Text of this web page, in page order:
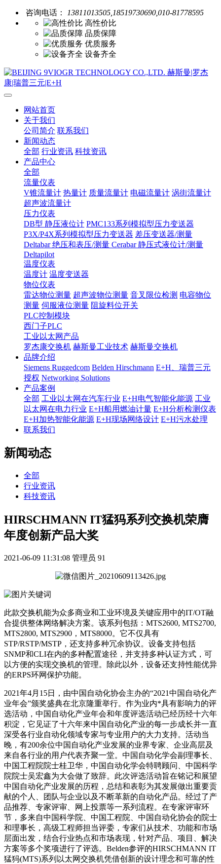
咨询电话：
13811013505,18519730690,010-81778595
高性价比
品质保障
优质服务
设备齐全
网站首页
关于我们
公司简介 联系我们
新闻动态
全部 行业资讯 科技资讯
产品中心
全部
流量仪表
V锥流量计 热量计 质量流量计 电磁流量计 涡街流量计
超声波流量计
压力仪表
DB型 静压液位计 PMC133系列模拟型压力变送器
P3X/P4X系列模拟型压力变送器 差压变送器/测量
Deltabar绝压和表压/测量 Cerabar静压式液位计/测量
Deltapilot
温度仪表
温度计 温度变送器
物位仪表
雷达物位测量 超声波物位测量 音叉限位检测 电容物位
测量 伺服液位测量 阻旋料位开关
PLC控制模块
西门子PLC
工业以太网产品
罗杰康交换机 赫斯曼工业技术 赫斯曼交换机
品牌介绍
Siemens Ruggedcom Belden Hirschmann E+H、瑞普三元
授权 Networking Solutions
产品案例
全部 工业以太网在汽车行业 E+H电气智能化能源 工业
以太网在电力行业 E+H船用燃油计量 E+H分析检测仪表
E+H加热智能化能源 E+H现场网络设计 E+H污水处理
联系我们
新闻动态
全部
行业资讯
科技资讯
HIRSCHMANN IT猛犸系列交换机荣膺
年度创新产品大奖
2021-06-09 11:31:08 管理员 91
此款交换机能为众多商业和工业环境及关键应用中的IT/OT融
合提供整体网络解决方案。该系列包括：MTS2600, MTS2700,
MTS2800, MTS2900，MTS8000。它不仅具有
STP/RSTP/MSTP，还支持多种冗余协议。设备支持包括
SNMP和CLI在内的多种配置途径，并支持多种认证方式，可
以方便的实现交换机的管理。除此以外，设备还支持性能优异
的ERPS环网保护功能。
2021年4月15日，由中国自动化协会主办的“2021中国自动化产
业年会”颁奖盛典在北京隆重举行。作为业内*具有影响力的评
选活动，中国自动化产业年会和年度评选活动已经历经十六年
积淀，它见证了十六年来中国自动化产业的每一步成长并一直
深受各行业自动化领域专家与专业用户的大力支持。活动当
晚，有200余位中国自动化产业发展的业界专家、企业高层及
来自各行业的用户代表齐聚一堂。中国自动化学会副理事长、
中国工程院院士桂卫华，中国自动化学会特聘顾问、中国科学
院院士吴宏鑫为大会做了致辞。此次评选活动旨在铭记和展望
中国自动化产业发展的历程，总结和表彰为其发展做出重要贡
献的个人、团队与企业以及不断革新的自动化产品。经过了产
品推荐、专家评审、网上投票等一系列流程。在专家评审环
节，多来自中国科学院、中国工程院、中国自动化协会的院士
和理事长，高级工程师担当评委，专家们从技术、功能和市场
层面出发，结合行业热点和市场表现，针对产品、项目、解决
方案等多个奖项进行了评选。Belden参评的HIRSCHMANN IT
猛犸(MTS)系列以太网交换机凭借创新的设计理念和可靠的性